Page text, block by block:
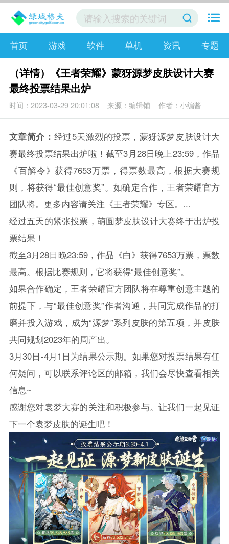
首页 游戏 软件 单机 资讯 专题
（详情）《王者荣耀》蒙犽源梦皮肤设计大赛
最终投票结果出炉
时间：2023-03-29 20:01:08 来源：编辑铺 作者：小编酱
文章简介： 经过5天激烈的投票，蒙犽源梦皮肤设计大
赛最终投票结果出炉啦！截至3月28日晚上23:59，作品
《百解令》获得7653万票，得票数最高，根据大赛规
则，将获得“最佳创意奖”。如确定合作，王者荣耀官方
团队将。更多内容请关注《王者荣耀》专区。...
经过五天的紧张投票，萌圆梦皮肤设计大赛终于出炉投
票结果！
截至3月28日晚23:59，作品《白》获得7653万票，票数
最高。根据比赛规则，它将获得“最佳创意奖”。
如果合作确定，王者荣耀官方团队将在尊重创意主题的
前提下，与“最佳创意奖”作者沟通，共同完成作品的打
磨并投入游戏，成为“源梦”系列皮肤的第五项，并皮肤
共同规划2023年的周产出。
3月30日-4月1日为结果公示期。如果您对投票结果有任
何疑问，可以联系评论区的邮箱，我们会尽快查看相关
信息~
感谢您对袁梦大赛的关注和积极参与。让我们一起见证
下一个袁梦皮肤的诞生吧！